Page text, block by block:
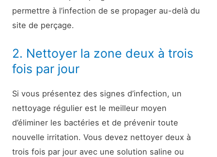
permettre à l’infection de se propager au-delà du
site de perçage.
2. Nettoyer la zone deux à trois
fois par jour
Si vous présentez des signes d’infection, un
nettoyage régulier est le meilleur moyen
d’éliminer les bactéries et de prévenir toute
nouvelle irritation. Vous devez nettoyer deux à
trois fois par jour avec une solution saline ou